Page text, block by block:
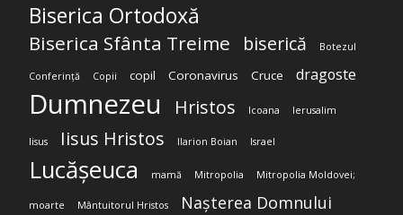
Biserica Ortodoxă
Biserica Sfânta Treime biserică Botezul
Conferință Copii copil Coronavirus Cruce dragoste
Dumnezeu Hristos Icoana Ierusalim
Iisus Iisus Hristos Ilarion Boian Israel
Lucășeuca mamă Mitropolia Mitropolia Moldovei;
moarte Mântuitorul Hristos Nașterea Domnului